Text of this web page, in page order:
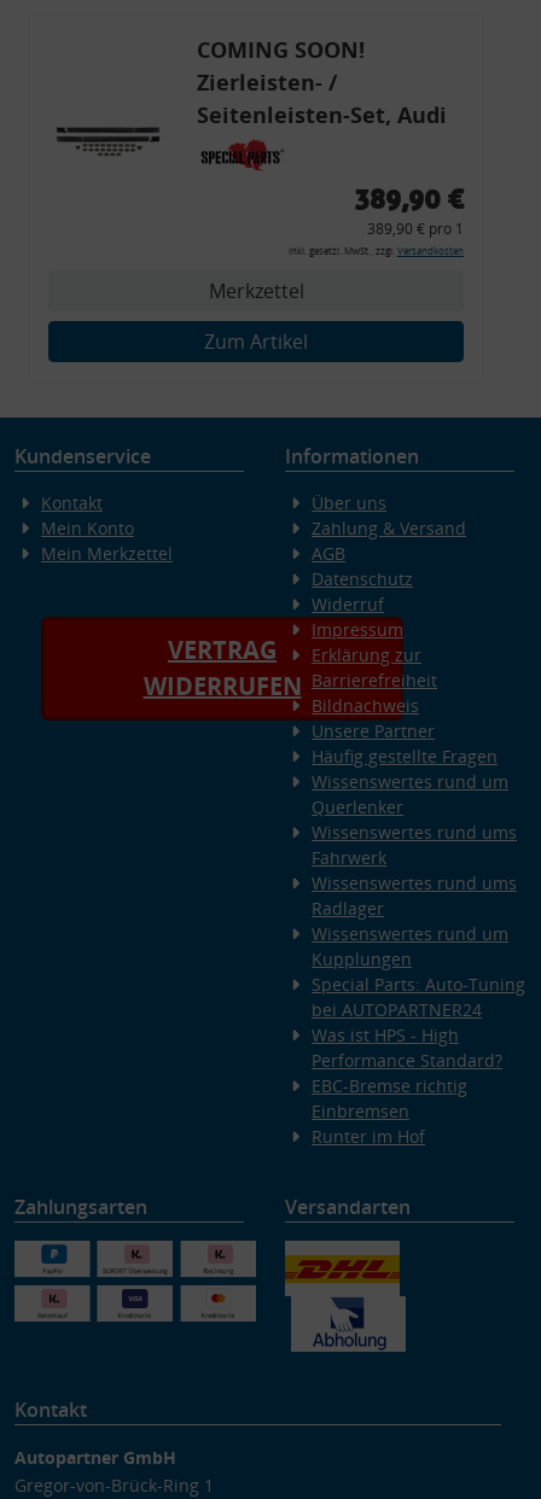
COMING SOON!
Zierleisten- /
Seitenleisten-Set, Audi
80 Cabrio, Coupe, S2, (6x
Zierleiste, 2x Kappe,
Montagewerkzeug)
389,90 €
389,90 € pro 1
inkl. gesetzl. MwSt., zzgl. Versandkosten
Merkzettel
Zum Artikel
Kundenservice
Kontakt
Mein Konto
Mein Merkzettel
VERTRAG
WIDERRUFEN
Informationen
Über uns
Zahlung & Versand
AGB
Datenschutz
Widerruf
Impressum
Erklärung zur
Barrierefreiheit
Bildnachweis
Unsere Partner
Häufig gestellte Fragen
Wissenswertes rund um
Querlenker
Wissenswertes rund ums
Fahrwerk
Wissenswertes rund ums
Radlager
Wissenswertes rund um
Kupplungen
Special Parts: Auto-Tuning
bei AUTOPARTNER24
Was ist HPS - High
Performance Standard?
EBC-Bremse richtig
Einbremsen
Runter im Hof
Zahlungsarten Versandarten
Kontakt
Autopartner GmbH
Gregor-von-Brück-Ring 1